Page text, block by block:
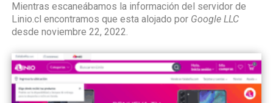
Mientras escaneábamos la información del servidor de
Linio.cl encontramos que esta alojado por Google LLC
desde noviembre 22, 2022.